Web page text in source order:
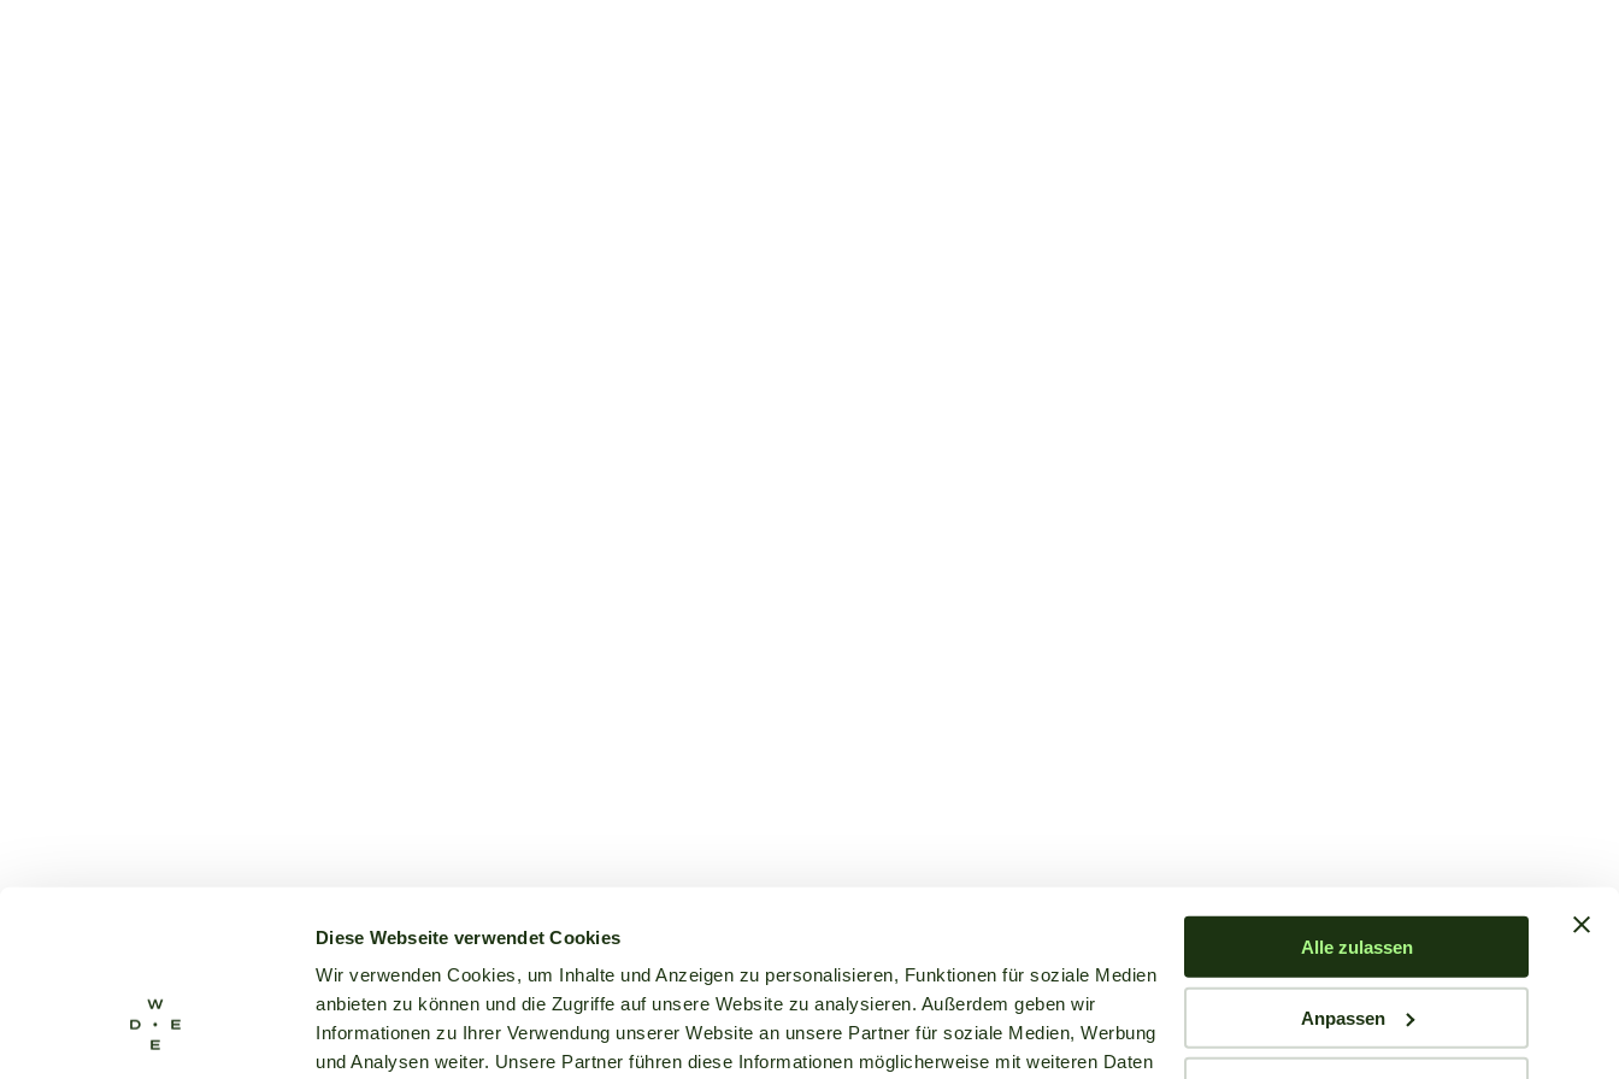
Diese Webseite verwendet Cookies
Wir verwenden Cookies, um Inhalte und Anzeigen zu personalisieren, Funktionen für soziale Medien
anbieten zu können und die Zugriffe auf unsere Website zu analysieren. Außerdem geben wir
Informationen zu Ihrer Verwendung unserer Website an unsere Partner für soziale Medien, Werbung
und Analysen weiter. Unsere Partner führen diese Informationen möglicherweise mit weiteren Daten
Alle zulassen
Anpassen